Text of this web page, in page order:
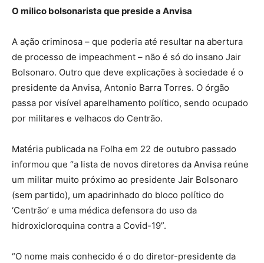
O milico bolsonarista que preside a Anvisa
A ação criminosa – que poderia até resultar na abertura
de processo de impeachment – não é só do insano Jair
Bolsonaro. Outro que deve explicações à sociedade é o
presidente da Anvisa, Antonio Barra Torres. O órgão
passa por visível aparelhamento político, sendo ocupado
por militares e velhacos do Centrão.
Matéria publicada na Folha em 22 de outubro passado
informou que “a lista de novos diretores da Anvisa reúne
um militar muito próximo ao presidente Jair Bolsonaro
(sem partido), um apadrinhado do bloco político do
‘Centrão’ e uma médica defensora do uso da
hidroxicloroquina contra a Covid-19”.
“O nome mais conhecido é o do diretor-presidente da